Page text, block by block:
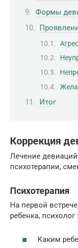
Формы
Итог
Коррекция
Лечение
психотерапии,
Психотерапия
На первой
ребенка,
Каким